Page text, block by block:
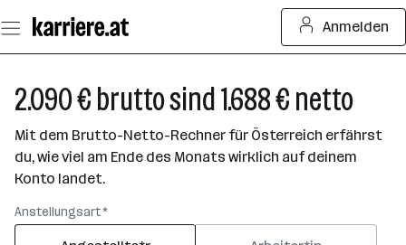
Seiteninhalt
springen
Anmelden
2.090 € brutto sind 1.688 € netto
Mit dem Brutto-Netto-Rechner für Österreich erfährst
du, wie viel am Ende des Monats wirklich auf deinem
Konto landet.
Anstellungsart *